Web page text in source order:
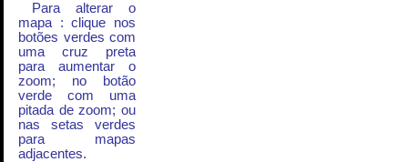
Para alterar o
mapa : clique nos
botões verdes com
uma cruz preta
para aumentar o
zoom; no botão
verde com uma
pitada de zoom; ou
nas setas verdes
para mapas
adjacentes.